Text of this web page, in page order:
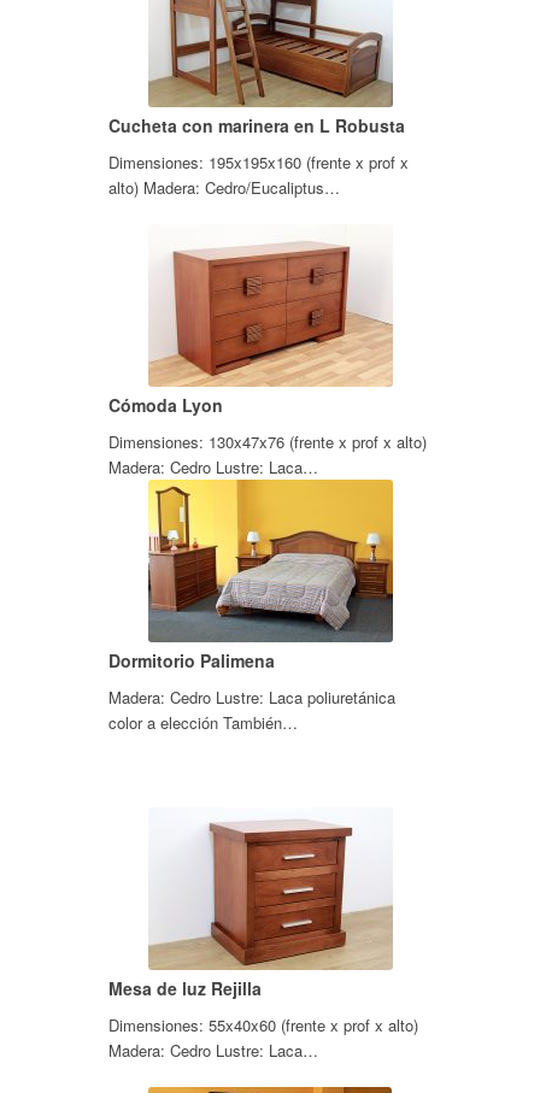
Cucheta con marinera en L Robusta
Dimensiones: 195x195x160 (frente x prof x
alto) Madera: Cedro/Eucaliptus…
Cómoda Lyon
Dimensiones: 130x47x76 (frente x prof x alto)
Madera: Cedro Lustre: Laca…
Dormitorio Palimena
Madera: Cedro Lustre: Laca poliuretánica
color a elección También…
Mesa de luz Rejilla
Dimensiones: 55x40x60 (frente x prof x alto)
Madera: Cedro Lustre: Laca…